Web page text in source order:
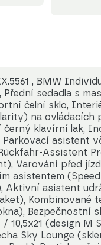
, BMW
Přední sedadla s
čelní sklo,
na
klavírní lak,
asistent
Assistent
Varování před
asistentem
Aktivní asistent
Kombinované
Bezpečnostní
/ 10,5x21 (design M
Sky Lounge